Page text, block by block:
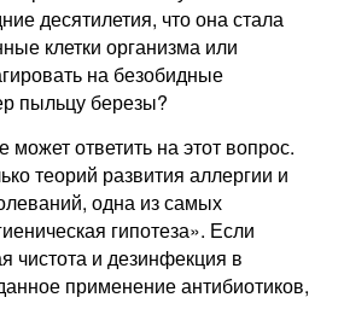
десятилетия, что она стала
клетки организма или
на безобидные
пыльцу березы?
может ответить на этот вопрос.
теорий развития аллергии и
одна из самых
гипотеза». Если
чистота и дезинфекция в
применение антибиотиков,